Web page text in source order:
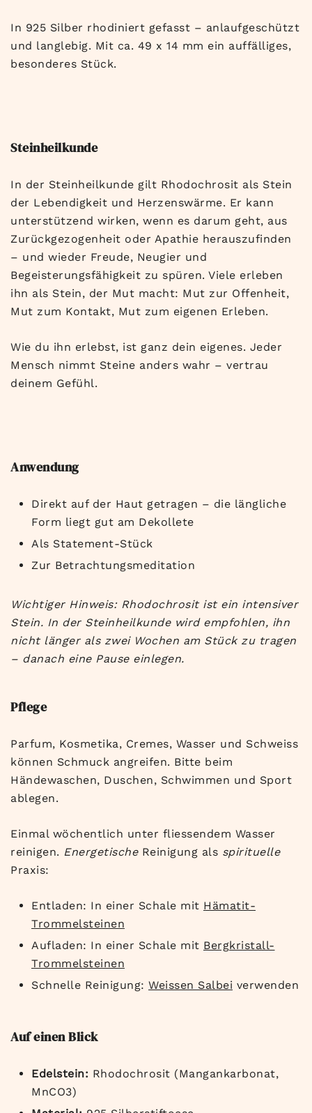
In 925 Silber rhodiniert gefasst – anlaufgeschützt
und langlebig. Mit ca. 49 x 14 mm ein auffälliges,
besonderes Stück.
Steinheilkunde
In der Steinheilkunde gilt Rhodochrosit als Stein
der Lebendigkeit und Herzenswärme. Er kann
unterstützend wirken, wenn es darum geht, aus
Zurückgezogenheit oder Apathie herauszufinden
– und wieder Freude, Neugier und
Begeisterungsfähigkeit zu spüren. Viele erleben
ihn als Stein, der Mut macht: Mut zur Offenheit,
Mut zum Kontakt, Mut zum eigenen Erleben.
Wie du ihn erlebst, ist ganz dein eigenes. Jeder
Mensch nimmt Steine anders wahr – vertrau
deinem Gefühl.
Anwendung
Direkt auf der Haut getragen – die längliche
Form liegt gut am Dekollete
Als Statement-Stück
Zur Betrachtungsmeditation
Wichtiger Hinweis: Rhodochrosit ist ein intensiver
Stein. In der Steinheilkunde wird empfohlen, ihn
nicht länger als zwei Wochen am Stück zu tragen
– danach eine Pause einlegen.
Pflege
Parfum, Kosmetika, Cremes, Wasser und Schweiss
können Schmuck angreifen. Bitte beim
Händewaschen, Duschen, Schwimmen und Sport
ablegen.
Einmal wöchentlich unter fliessendem Wasser
reinigen. EnergetischeReinigung als spirituelle
Praxis:
Entladen: In einer Schale mit Hämatit-
Trommelsteinen
Aufladen: In einer Schale mit Bergkristall-
Trommelsteinen
Schnelle Reinigung: Weissen Salbei verwenden
Auf einen Blick
Edelstein: Rhodochrosit (Mangankarbonat,
MnCO3)